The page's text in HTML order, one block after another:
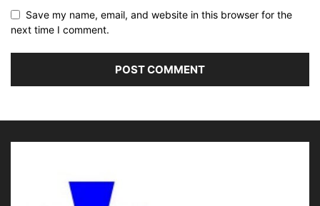
Save my name, email, and website in this browser for the
next time I comment.